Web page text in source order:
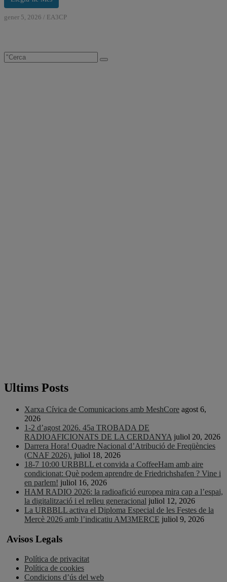
gener 5, 2026 / EA3CP
Ultims Posts
Xarxa Cívica de Comunicacions amb MeshCore agost 6,
2026
1-2 d’agost 2026. 45a TROBADA DE
RADIOAFICIONATS DE LA CERDANYA juliol 20, 2026
Darrera Hora! Quadre Nacional d’Atribució de Freqüències
(CNAF 2026). juliol 18, 2026
18-7 10:00 URBBLL et convida a CoffeeHam amb aire
condicionat: Què podem aprendre de Friedrichshafen ? Vine i
en parlem! juliol 16, 2026
HAM RADIO 2026: la radioafició europea mira cap a l’espai,
la digitalització i el relleu generacional juliol 12, 2026
La URBBLL activa el Diploma Especial de les Festes de la
Mercè 2026 amb l’indicatiu AM3MERCE juliol 9, 2026
Avisos Legals
Política de privacitat
Política de cookies
Condicions d’ús del web